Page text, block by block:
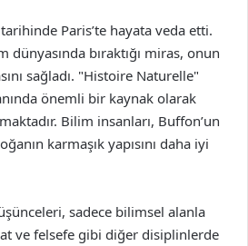
Paris’te hayata veda etti.
bıraktığı miras, onun
sağladı. "Histoire Naturelle"
önemli bir kaynak olarak
Bilim insanları, Buffon’un
karmaşık yapısını daha iyi
sadece bilimsel alanla
ve felsefe gibi diğer disiplinlerde